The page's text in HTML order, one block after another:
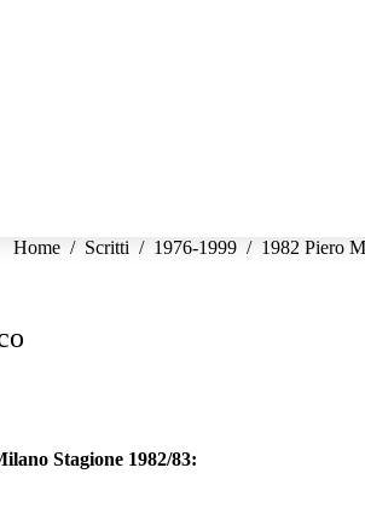
Tu sei qui:
Home Scritti 1976-1999 1982 Piero
Stagione 1982/83: